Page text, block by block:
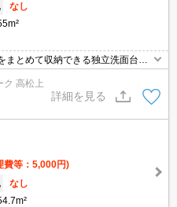
なし
とめて収納できる独立洗面台が
ちりです。収納はウォークイン
ど豊富なので、広々と空間を利用
ソコンを快適に使える光回線を
ク 高松上
詳細を見る
費等：5,000円)
なし